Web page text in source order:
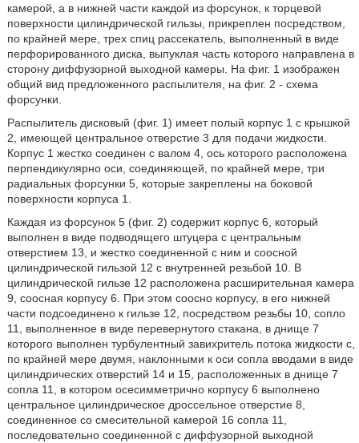
камерой, а в нижней части каждой из форсунок, к торцевой
поверхности цилиндрической гильзы, прикреплен посредством,
по крайней мере, трех спиц рассекатель, выполненный в виде
перфорированного диска, выпуклая часть которого направлена в
сторону диффузорной выходной камеры. На фиг. 1 изображен
общий вид предложенного распылителя, на фиг. 2 - схема
форсунки.
Распылитель дисковый (фиг. 1) имеет полый корпус 1 с крышкой
2, имеющей центральное отверстие 3 для подачи жидкости.
Корпус 1 жестко соединен с валом 4, ось которого расположена
перпендикулярно оси, соединяющей, по крайней мере, три
радиальных форсунки 5, которые закреплены на боковой
поверхности корпуса 1.
Каждая из форсунок 5 (фиг. 2) содержит корпус 6, который
выполнен в виде подводящего штуцера с центральным
отверстием 13, и жестко соединенной с ним и соосной
цилиндрической гильзой 12 с внутренней резьбой 10. В
цилиндрической гильзе 12 расположена расширительная камера
9, соосная корпусу 6. При этом соосно корпусу, в его нижней
части подсоединено к гильзе 12, посредством резьбы 10, сопло
11, выполненное в виде перевернутого стакана, в днище 7
которого выполнен турбулентный завихритель потока жидкости с,
по крайней мере двумя, наклонными к оси сопла вводами в виде
цилиндрических отверстий 14 и 15, расположенных в днище 7
сопла 11, в котором осесимметрично корпусу 6 выполнено
центральное цилиндрическое дроссельное отверстие 8,
соединенное со смесительной камерой 16 сопла 11,
последовательно соединенной с диффузорной выходной